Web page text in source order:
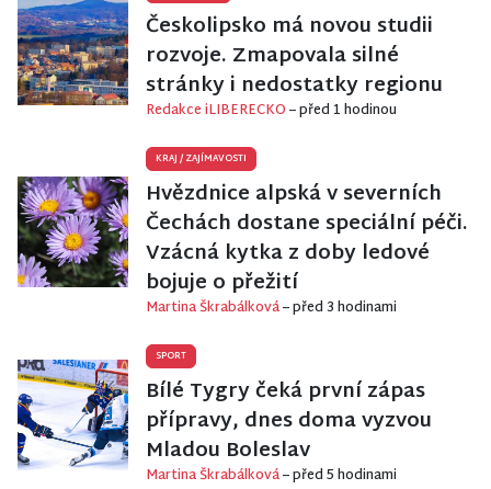
Českolipsko má novou studii
rozvoje. Zmapovala silné
stránky i nedostatky regionu
Redakce iLIBERECKO– před 1 hodinou
KRAJ /ZAJÍMAVOSTI
Hvězdnice alpská v severních
Čechách dostane speciální péči.
Vzácná kytka z doby ledové
bojuje o přežití
Martina Škrabálková– před 3 hodinami
SPORT
Bílé Tygry čeká první zápas
přípravy, dnes doma vyzvou
Mladou Boleslav
Martina Škrabálková– před 5 hodinami